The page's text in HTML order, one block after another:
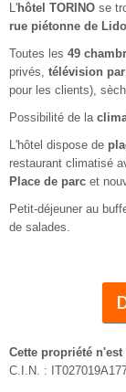
L'hôtel TORINO se
rue piétonne de
Toutes les 49
privés, télévision
pour les clients),
Possibilité de la
L'hôtel dispose de
restaurant climatisé
Place de parc et
Petit-déjeuner au
de salades.
Cette propriété
C.I.N. :